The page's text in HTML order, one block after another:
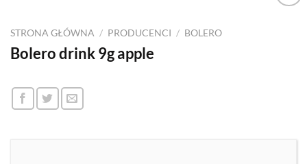
STRONA GŁÓWNA / PRODUCENCI / BOLERO
Bolero drink 9g apple